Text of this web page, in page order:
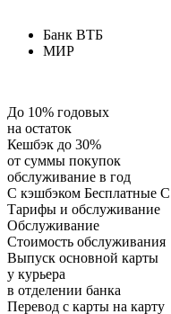
Банк ВТБ
МИР
До 10% годовых
на остаток
Кешбэк до 30%
от суммы покупок
обслуживание в год
С кэшбэком Бесплатные С
Тарифы и обслуживание
Обслуживание
Стоимость обслуживания
Выпуск основной карты
у курьера
в отделении банка
Перевод с карты на карту